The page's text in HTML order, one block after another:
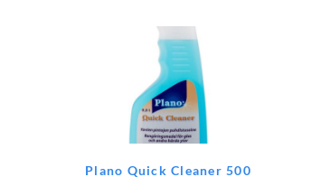
Plano Quick Cleaner 500